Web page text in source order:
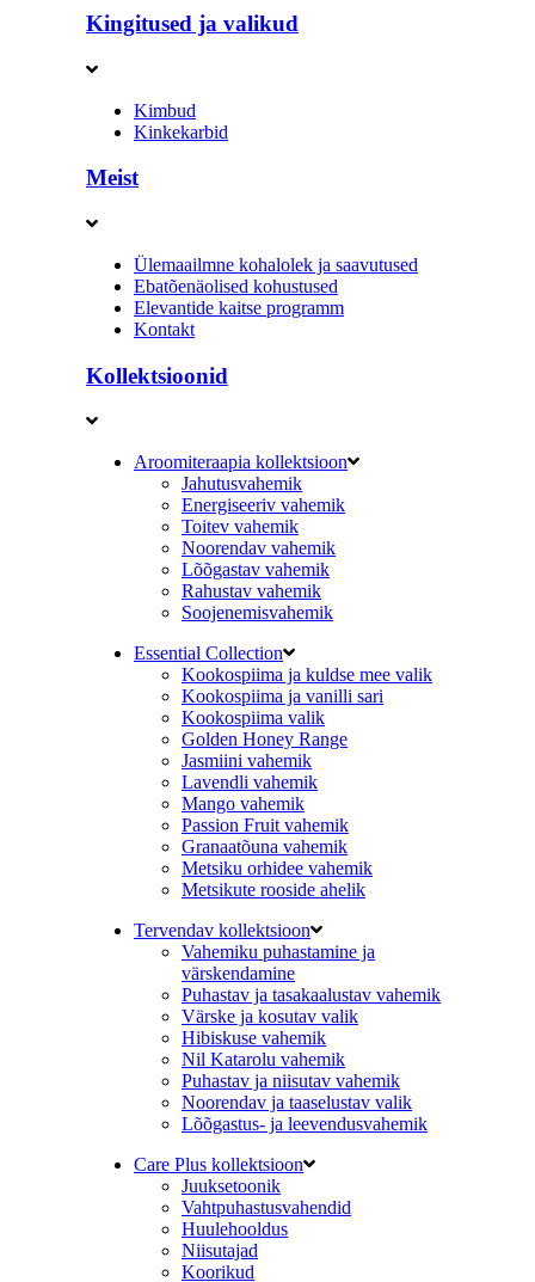
Kingitused ja valikud
Kimbud
Kinkekarbid
Meist
Ülemaailmne kohalolek ja saavutused
Ebatõenäolised kohustused
Elevantide kaitse programm
Kontakt
Kollektsioonid
Aroomiteraapia kollektsioon
Jahutusvahemik
Energiseeriv vahemik
Toitev vahemik
Noorendav vahemik
Lõõgastav vahemik
Rahustav vahemik
Soojenemisvahemik
Essential Collection
Kookospiima ja kuldse mee valik
Kookospiima ja vanilli sari
Kookospiima valik
Golden Honey Range
Jasmiini vahemik
Lavendli vahemik
Mango vahemik
Passion Fruit vahemik
Granaatõuna vahemik
Metsiku orhidee vahemik
Metsikute rooside ahelik
Tervendav kollektsioon
Vahemiku puhastamine ja
värskendamine
Puhastav ja tasakaalustav vahemik
Värske ja kosutav valik
Hibiskuse vahemik
Nil Katarolu vahemik
Puhastav ja niisutav vahemik
Noorendav ja taaselustav valik
Lõõgastus- ja leevendusvahemik
Care Plus kollektsioon
Juuksetoonik
Vahtpuhastusvahendid
Huulehooldus
Niisutajad
Koorikud